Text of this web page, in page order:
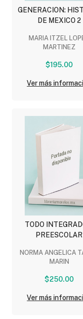
GENERACION:
DE MEXICO 2
MARIA ITZEL
MARTINEZ
$195.00
Ver más
TODO
PREESCOLAR
NORMA ANGELICA
MARIN
$250.00
Ver más